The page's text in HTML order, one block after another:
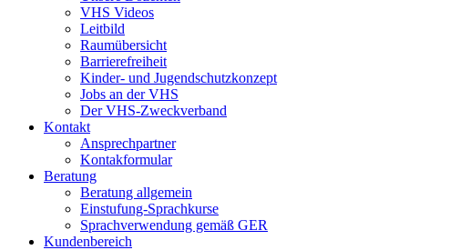
VHS Videos
Leitbild
Raumübersicht
Barrierefreiheit
Kinder- und Jugendschutzkonzept
Jobs an der VHS
Der VHS-Zweckverband
Kontakt
Ansprechpartner
Kontakformular
Beratung
Beratung allgemein
Einstufung-Sprachkurse
Sprachverwendung gemäß GER
Kundenbereich